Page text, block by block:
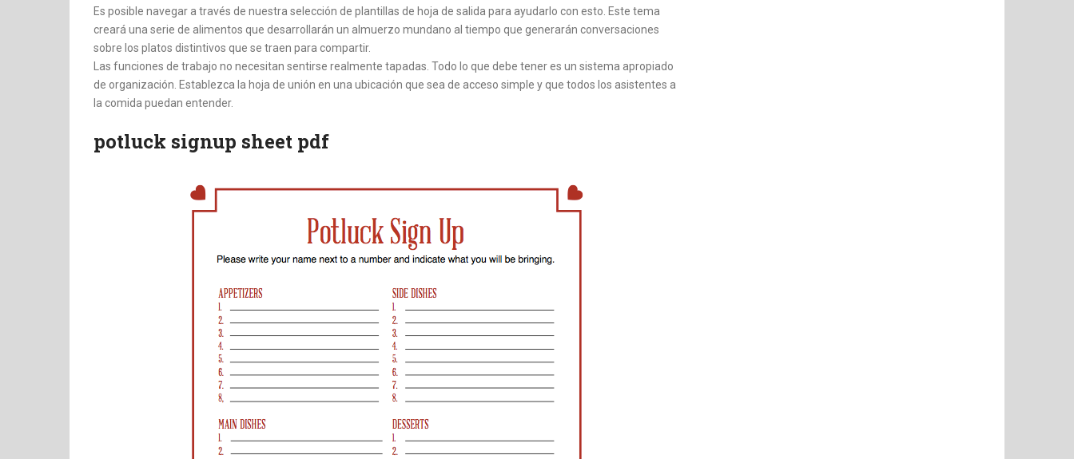
Es posible navegar a través de nuestra selección de plantillas de hoja de salida para ayudarlo con esto. Este tema
creará una serie de alimentos que desarrollarán un almuerzo mundano al tiempo que generarán conversaciones
sobre los platos distintivos que se traen para compartir.
Las funciones de trabajo no necesitan sentirse realmente tapadas. Todo lo que debe tener es un sistema apropiado
de organización. Establezca la hoja de unión en una ubicación que sea de acceso simple y que todos los asistentes a
la comida puedan entender.
potluck signup sheet pdf